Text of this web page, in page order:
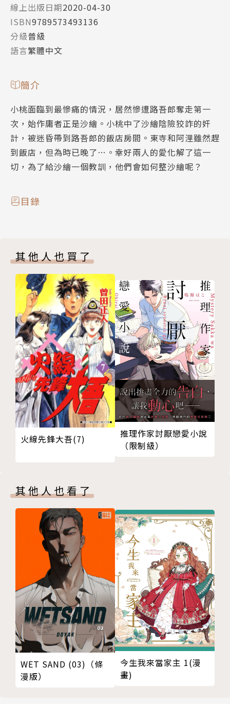
線上出版日期2020-04-30
ISBN9789573493136
分級普級
語言繁體中文
簡介
小桃面臨到最慘痛的情況，居然慘遭路吾郎奪走第一
次，始作庸者正是沙繪。小桃中了沙繪陰險狡詐的奸
計，被迷昏帶到路吾郎的飯店房間。東寺和阿浬雖然趕
到飯店，但為時已晚了…。幸好兩人的愛化解了這一
切，為了給沙繪一個教訓，他們會如何整沙繪呢？
目錄
其他人也買了
火線先鋒大吾(7)
推理作家討厭戀愛小說
（限制級）
其他人也看了
WET SAND (03)（條
漫版）
今生我來當家主 1(漫
畫)